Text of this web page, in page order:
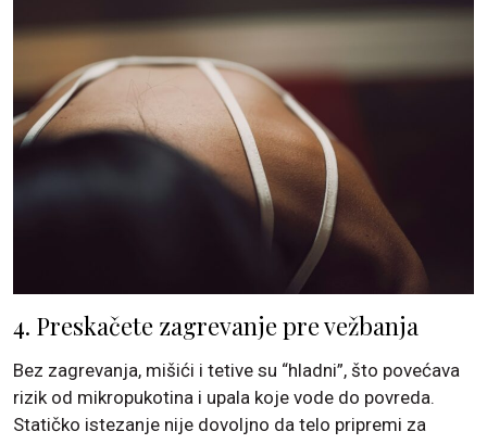
4. Preskačete zagrevanje pre vežbanja
Bez zagrevanja, mišići i tetive su “hladni”, što povećava
rizik od mikropukotina i upala koje vode do povreda.
Statičko istezanje nije dovoljno da telo pripremi za